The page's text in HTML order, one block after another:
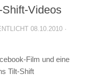
Videos
08.10.2010 ·
Film und eine
Tilt-Shift